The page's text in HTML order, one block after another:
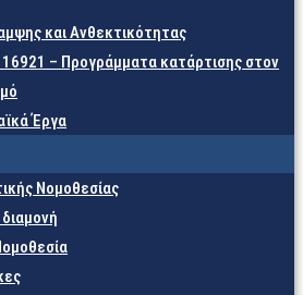
και Ανθεκτικότητας
– Προγράμματα κατάρτισης στον
Έργα
Νομοθεσίας